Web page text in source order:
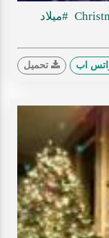
#ميلاد
اب تحميل